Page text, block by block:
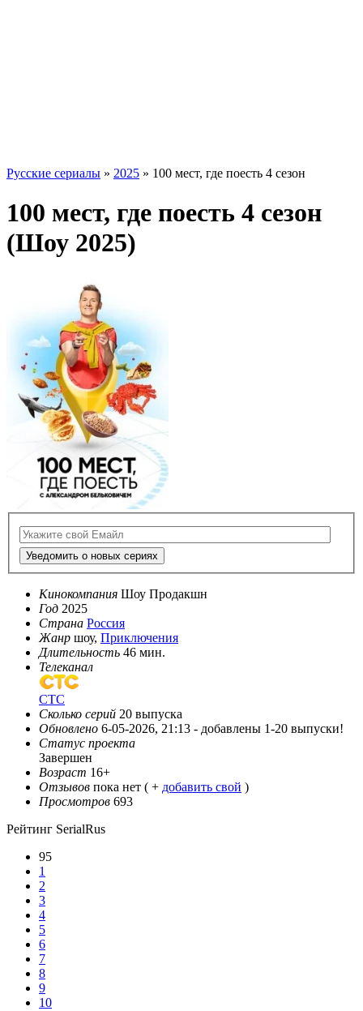
Русские сериалы » 2025 » 100 мест, где поесть 4 сезон
100 мест, где поесть 4 сезон
(Шоу 2025)
Уведомить о новых сериях
Кинокомпания Шоу Продакшн
Год 2025
Страна Россия
Жанр шоу, Приключения
Длительность 46 мин.
Телеканал
СТС
Сколько серий 20 выпуска
Обновлено 6-05-2026, 21:13 - добавлены 1-20 выпуски!
Статус проекта
Завершен
Возраст 16+
Отзывов пока нет ( + добавить свой )
Просмотров 693
Рейтинг SerialRus
95
1
2
3
4
5
6
7
8
9
10